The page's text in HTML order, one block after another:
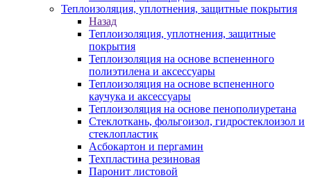
Теплоизоляция, уплотнения, защитные покрытия
Назад
Теплоизоляция, уплотнения, защитные
покрытия
Теплоизоляция на основе вспененного
полиэтилена и аксессуары
Теплоизоляция на основе вспененного
каучука и аксессуары
Теплоизоляция на основе пенополиуретана
Стеклоткань, фольгоизол, гидростеклоизол и
стеклопластик
Асбокартон и пергамин
Техпластина резиновая
Паронит листовой